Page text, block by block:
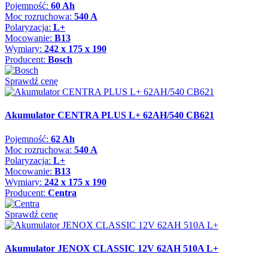
Pojemność: 60 Ah
Moc rozruchowa: 540 A
Polaryzacja: L+
Mocowanie: B13
Wymiary: 242 x 175 x 190
Producent: Bosch
Sprawdź cenę
Akumulator CENTRA PLUS L+ 62AH/540 CB621
Pojemność: 62 Ah
Moc rozruchowa: 540 A
Polaryzacja: L+
Mocowanie: B13
Wymiary: 242 x 175 x 190
Producent: Centra
Sprawdź cenę
Akumulator JENOX CLASSIC 12V 62AH 510A L+